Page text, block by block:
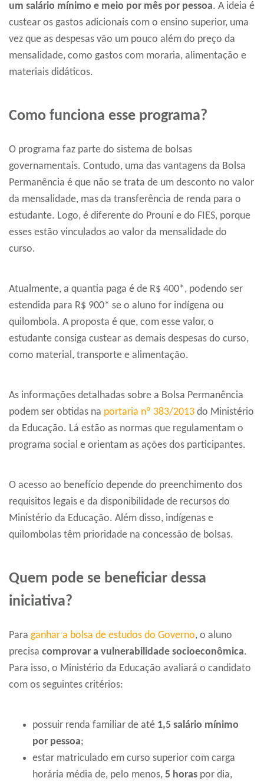
um salário mínimo e meio por mês por pessoa. A ideia é
custear os gastos adicionais com o ensino superior, uma
vez que as despesas vão um pouco além do preço da
mensalidade, como gastos com moraria, alimentação e
materiais didáticos.
Como funciona esse programa?
O programa faz parte do sistema de bolsas
governamentais. Contudo, uma das vantagens da Bolsa
Permanência é que não se trata de um desconto no valor
da mensalidade, mas da transferência de renda para o
estudante. Logo, é diferente do Prouni e do FIES, porque
esses estão vinculados ao valor da mensalidade do
curso.
Atualmente, a quantia paga é de R$ 400*, podendo ser
estendida para R$ 900* se o aluno for indígena ou
quilombola. A proposta é que, com esse valor, o
estudante consiga custear as demais despesas do curso,
como material, transporte e alimentação.
As informações detalhadas sobre a Bolsa Permanência
podem ser obtidas na portaria nº 383/2013 do Ministério
da Educação. Lá estão as normas que regulamentam o
programa social e orientam as ações dos participantes.
O acesso ao benefício depende do preenchimento dos
requisitos legais e da disponibilidade de recursos do
Ministério da Educação. Além disso, indígenas e
quilombolas têm prioridade na concessão de bolsas.
Quem pode se beneficiar dessa
iniciativa?
Para ganhar a bolsa de estudos do Governo, o aluno
precisa comprovar a vulnerabilidade socioeconômica.
Para isso, o Ministério da Educação avaliará o candidato
com os seguintes critérios:
possuir renda familiar de até 1,5 salário mínimo
por pessoa;
estar matriculado em curso superior com carga
horária média de, pelo menos, 5 horas por dia,